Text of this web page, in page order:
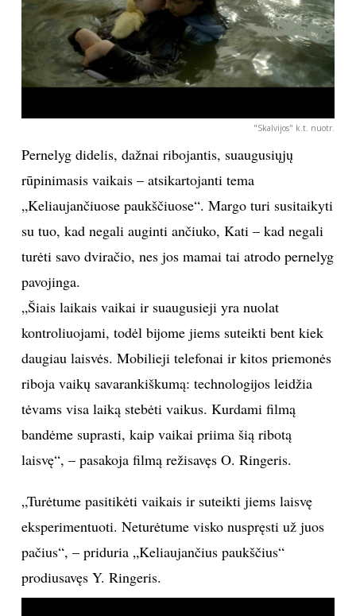
"Skalvijos" k.t. nuotr.
Pernelyg didelis, dažnai ribojantis, suaugusiųjų
rūpinimasis vaikais – atsikartojanti tema
„Keliaujančiuose paukščiuose“. Margo turi susitaikyti
su tuo, kad negali auginti ančiuko, Kati – kad negali
turėti savo dviračio, nes jos mamai tai atrodo pernelyg
pavojinga.
„Šiais laikais vaikai ir suaugusieji yra nuolat
kontroliuojami, todėl bijome jiems suteikti bent kiek
daugiau laisvės. Mobilieji telefonai ir kitos priemonės
riboja vaikų savarankiškumą: technologijos leidžia
tėvams visa laiką stebėti vaikus. Kurdami filmą
bandėme suprasti, kaip vaikai priima šią ribotą
laisvę“, – pasakoja filmą režisavęs O. Ringeris.
„Turėtume pasitikėti vaikais ir suteikti jiems laisvę
eksperimentuoti. Neturėtume visko nuspręsti už juos
pačius“, – priduria „Keliaujančius paukščius“
prodiusavęs Y. Ringeris.